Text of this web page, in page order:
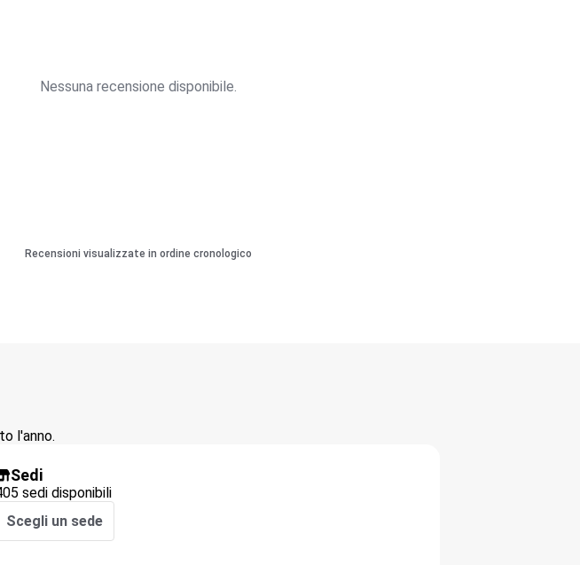
Nessuna recensione disponibile.
Recensioni visualizzate in ordine cronologico
l'anno.
Sedi
sedi disponibili
Scegli un sede